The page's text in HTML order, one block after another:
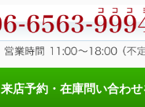
来店予約・在庫問い合わせ